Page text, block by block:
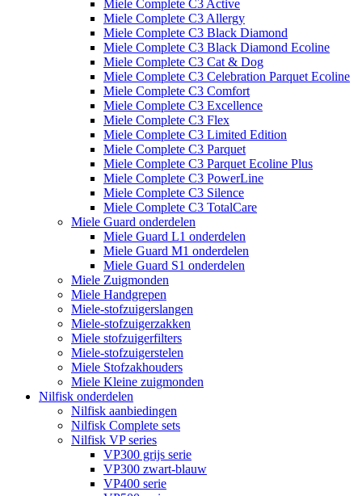
Miele Complete C3 Active
Miele Complete C3 Allergy
Miele Complete C3 Black Diamond
Miele Complete C3 Black Diamond Ecoline
Miele Complete C3 Cat & Dog
Miele Complete C3 Celebration Parquet Ecoline​
Miele Complete C3 Comfort
Miele Complete C3 Excellence
Miele Complete C3 Flex
Miele Complete C3 Limited Edition
Miele Complete C3 Parquet
Miele Complete C3 Parquet Ecoline Plus
Miele Complete C3 PowerLine
Miele Complete C3 Silence
Miele Complete C3 TotalCare
Miele Guard onderdelen
Miele Guard L1 onderdelen
Miele Guard M1 onderdelen
Miele Guard S1 onderdelen
Miele Zuigmonden
Miele Handgrepen
Miele-stofzuigerslangen
Miele-stofzuigerzakken
Miele stofzuigerfilters
Miele-stofzuigerstelen
Miele Stofzakhouders
Miele Kleine zuigmonden
Nilfisk onderdelen
Nilfisk aanbiedingen
Nilfisk Complete sets
Nilfisk VP series
VP300 grijs serie
VP300 zwart-blauw
VP400 serie